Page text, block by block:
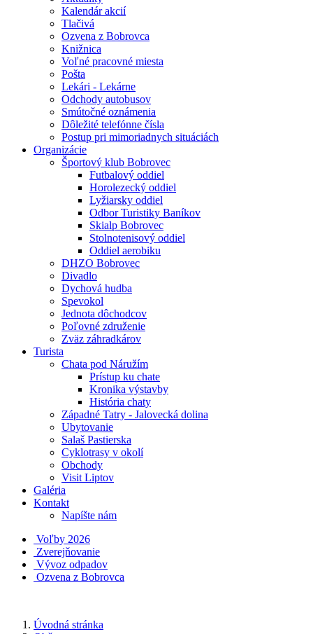
Kalendár akcií
Tlačivá
Ozvena z Bobrovca
Knižnica
Voľné pracovné miesta
Pošta
Lekári - Lekárne
Odchody autobusov
Smútočné oznámenia
Dôležité telefónne čísla
Postup pri mimoriadnych situáciách
Organizácie
Športový klub Bobrovec
Futbalový oddiel
Horolezecký oddiel
Lyžiarsky oddiel
Odbor Turistiky Baníkov
Skialp Bobrovec
Stolnotenisový oddiel
Oddiel aerobiku
DHZO Bobrovec
Divadlo
Dychová hudba
Spevokol
Jednota dôchodcov
Poľovné združenie
Zväz záhradkárov
Turista
Chata pod Náružím
Prístup ku chate
Kronika výstavby
História chaty
Západné Tatry - Jalovecká dolina
Ubytovanie
Salaš Pastierska
Cyklotrasy v okolí
Obchody
Visit Liptov
Galéria
Kontakt
Napíšte nám
Voľby 2026
Zverejňovanie
Vývoz odpadov
Ozvena z Bobrovca
Úvodná stránka